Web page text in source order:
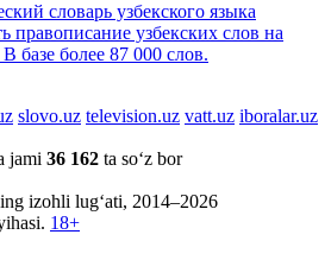
словарь узбекского языка
правописание узбекских слов на
базе более 87 000 слов.
slovo.uz television.uz vatt.uz iboralar.uz
jami 36 162 ta so‘z bor
izohli lug‘ati, 2014–2026
18+